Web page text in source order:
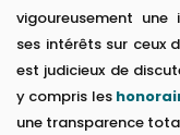
vigoureusement une
ses intérêts sur ceux
est judicieux de
y compris les
une transparence